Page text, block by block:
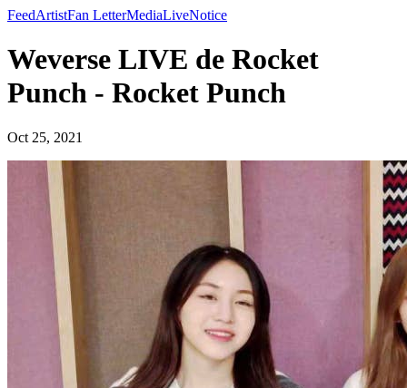
FeedArtistFan LetterMediaLiveNotice
Weverse LIVE de Rocket
Punch - Rocket Punch
Oct 25, 2021